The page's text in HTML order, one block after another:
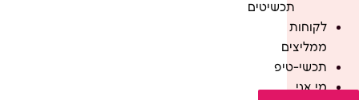
תכשיטים
לקוחות
ממליצים
תכשי-טיפ
מי אני